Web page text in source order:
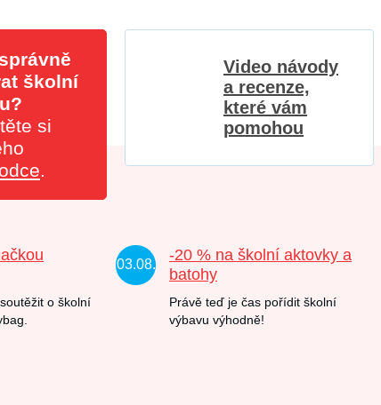
školní
si
Video návody
a recenze,
které vám
pomohou
o školní
03.08.
-20 % na školní aktovky a
batohy
Právě teď je čas pořídit školní
výbavu výhodně!